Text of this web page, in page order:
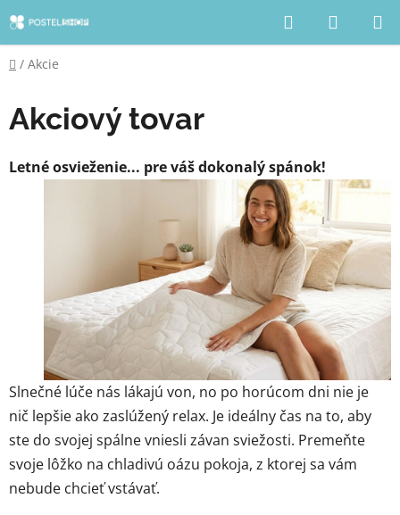
na
obsah
Hľadať
KOŠÍK
Domov
/ Akcie
Akciový tovar
Letné osvieženie... pre váš dokonalý spánok!
Slnečné lúče nás lákajú von, no po horúcom dni nie je
nič lepšie ako zaslúžený relax. Je ideálny čas na to, aby
ste do svojej spálne vniesli závan sviežosti. Premeňte
svoje lôžko na chladivú oázu pokoja, z ktorej sa vám
nebude chcieť vstávať.